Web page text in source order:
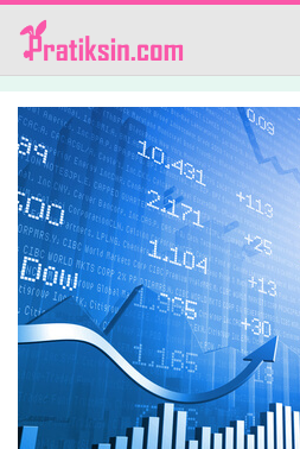
Genel
Giyim&Aksesuar
Dekoratif Ürünler
Temizlik İpuçları